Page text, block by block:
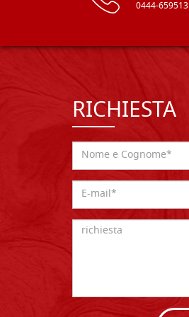
0444-659513
RICHIESTA